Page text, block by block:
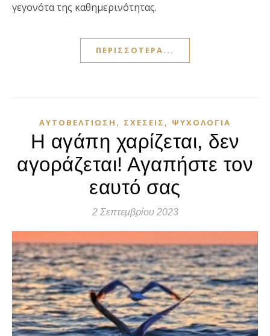
γεγονότα της καθημερινότητας.
ΠΕΡΙΣΣΌΤΕΡΑ...
ΑΥΤΟΒΕΛΤΊΩΣΗ , ΣΧΈΣΕΙΣ , ΨΥΧΟΛΟΓΊΑ
Η αγάπη χαρίζεται, δεν
αγοράζεται! Αγαπήστε τον
εαυτό σας
2 Σεπτεμβρίου 2023